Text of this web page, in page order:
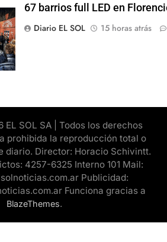
67 barrios full LED en
Diario EL SOL
15 horas atrás
SOL SA | Todos los derechos
prohibida la reproducción total o
diario. Director: Horacio Schivintt.
4257-6325 Interno 101 Mail:
Publicidad:
Funciona gracias a
BlazeThemes.